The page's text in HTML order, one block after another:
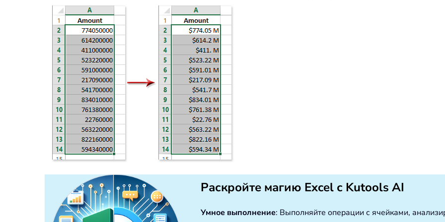
Раскройте магию Excel с Kutools AI
Умное выполнение: Выполняйте операции с ячейками,